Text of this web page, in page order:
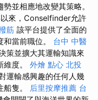
並相應地改變其策略。
來，Conselfinder允許
筋 該平台提供了全面的
當前職位。 台中 中醫
策並擴大其運輸知識來
度。 外燴 點心 北投
運輸感興趣的任何人幾
隻。 后里按摩推薦 台